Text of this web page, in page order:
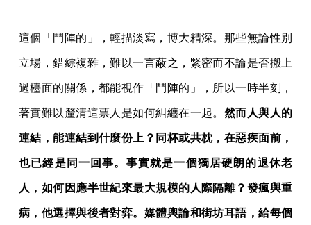
這個「鬥陣的」，輕描淡寫，博大精深。那些無論性別
立場，錯綜複雜，難以一言蔽之，緊密而不論是否搬上
過檯面的關係，都能視作「鬥陣的」，所以一時半刻，
著實難以釐清這票人是如何糾纏在一起。 然而人與人的
連結，能連結到什麼份上？同杯或共枕，在惡疾面前，
也已經是同一回事。事實就是一個獨居硬朗的退休老
人，如何因應半世紀來最大規模的人際隔離？發瘋與重
病，他選擇與後者對弈。媒體輿論和街坊耳語，給每個